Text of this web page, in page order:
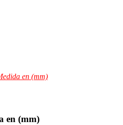
en (mm)
en (mm)